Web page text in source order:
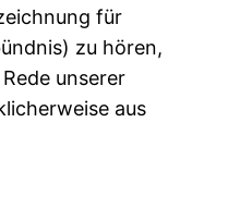
für
zu hören,
unserer
aus